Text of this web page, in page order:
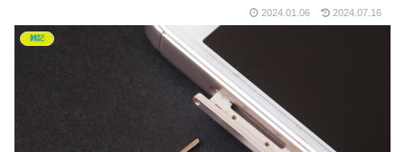
2024.01.06 2024.07.16
雑記